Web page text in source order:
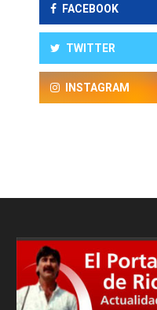
FACEBOOK
TWITTER
INSTAGRAM